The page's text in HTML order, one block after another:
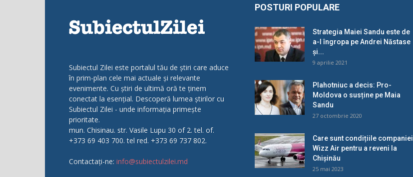
Subiectul Zilei este portalul tău de știri care aduce
în prim-plan cele mai actuale și relevante
evenimente. Cu știri de ultimă oră te ținem
conectat la esențial. Descoperă lumea știrilor cu
Subiectul Zilei - unde informația primește
prioritate.
mun. Chisinau. str. Vasile Lupu 30 of 2. tel. of.
+373 69 403 700. tel red. +373 69 737 802.
Contactați-ne: info@subiectulzilei.md
POSTURI POPULARE
Strategia Maiei Sandu este de
a-l îngropa pe Andrei Năstase
și...
9 aprilie 2021
Plahotniuc a decis: Pro-
Moldova o susține pe Maia
Sandu
27 octombrie 2020
Care sunt condițiile companiei
Wizz Air pentru a reveni la
Chișinău
25 mai 2023